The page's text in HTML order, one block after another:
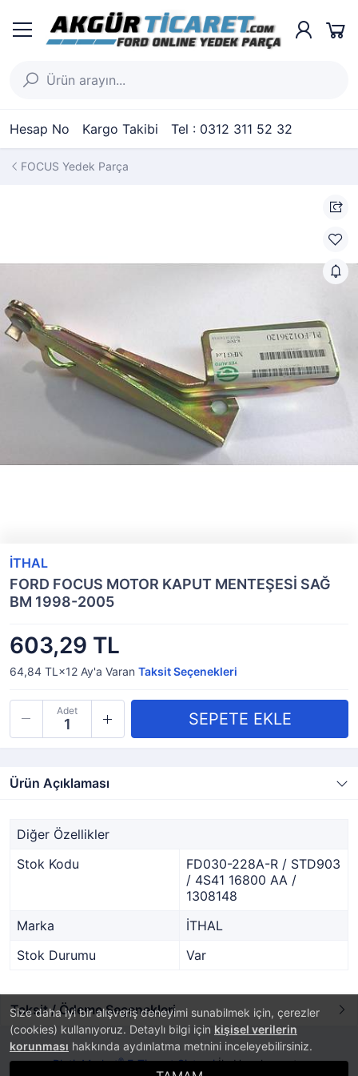
Hesap No Kargo Takibi Tel : 0312 311 52 32
Size daha iyi bir alışveriş deneyimi sunabilmek için, çerezler
(cookies) kullanıyoruz. Detaylı bilgi için kişisel verilerin
korunması hakkında aydınlatma metnini inceleyebilirsiniz.
FOCUS Yedek Parça
İTHAL
FORD FOCUS MOTOR KAPUT MENTEŞESİ SAĞ
BM 1998-2005
603,29 TL
64,84 TL×12 Ay'a Varan Taksit Seçenekleri
Adet
Ürün Açıklaması
Diğer Özellikler
Stok Kodu
FD030-228A-R / STD903
/ 4S41 16800 AA /
1308148
Marka
İTHAL
Stok Durumu
Var
Taksit / Ödeme Seçenekleri
PlatinMarket®E-Ticaret Sistemiİle Hazırlanmıştır.